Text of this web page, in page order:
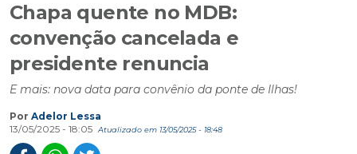
Chapa quente no MDB:
convenção cancelada e
presidente renuncia
E mais: nova data para convênio da ponte de Ilhas!
Por Adelor Lessa
13/05/2025 - 18:05
Atualizado em 13/05/2025 - 18:48